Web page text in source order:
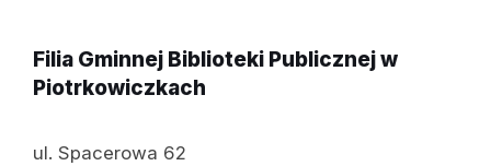
Filia Gminnej Biblioteki Publicznej w
Piotrkowiczkach
ul. Spacerowa 62